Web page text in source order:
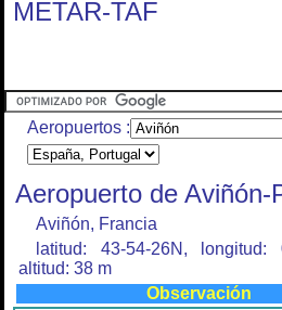
METAR-TAF
Aeropuertos :
Aeropuerto de Aviñón-
Aviñón, Francia
latitud: 43-54-26N, longitud:
altitud: 38 m
Observación